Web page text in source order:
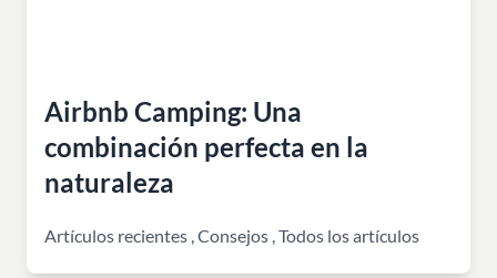
Airbnb Camping: Una
combinación perfecta en la
naturaleza
Artículos recientes ,Consejos ,Todos los artículos